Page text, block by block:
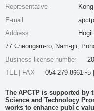
Representative
E-mail
Address
77 Cheongam-ro, Nam-gu,
Business license number
TEL | FAX
054-279-8661~5
The APCTP is supported by
Science and Technology
works to enhance public